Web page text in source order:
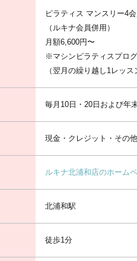
ピラティス マンスリー4会
（ルキナ会員併用）
月額6,600円〜
※マシンピラティスプロ
（翌月の繰り越し1レッス
毎月10日・20日および年
現金・クレジット・その他
ルキナ北浦和店のホーム
北浦和駅
徒歩1分